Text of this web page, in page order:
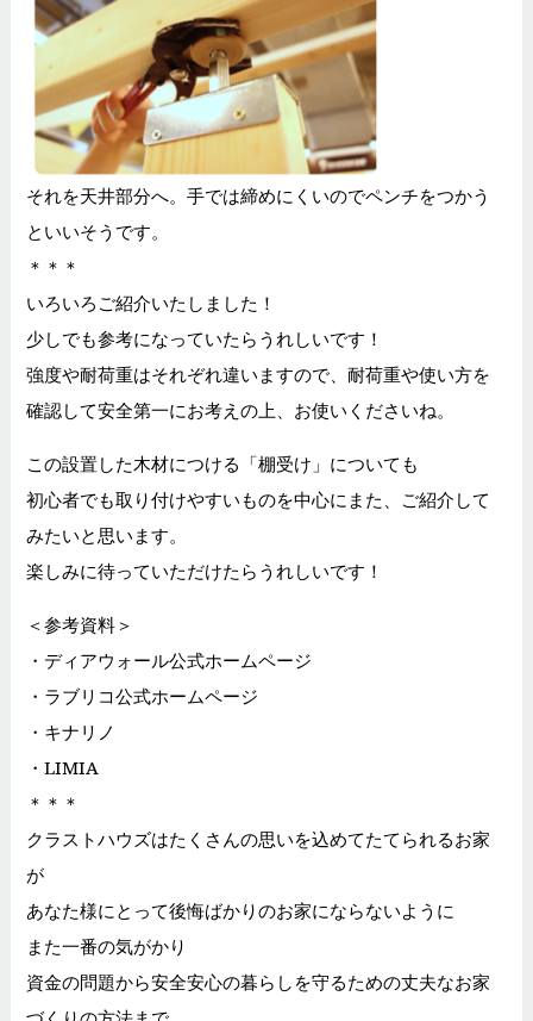
それを天井部分へ。手では締めにくいのでペンチをつかう
といいそうです。
＊＊＊
いろいろご紹介いたしました！
少しでも参考になっていたらうれしいです！
強度や耐荷重はそれぞれ違いますので、耐荷重や使い方を
確認して安全第一にお考えの上、お使いくださいね。
この設置した木材につける「棚受け」についても
初心者でも取り付けやすいものを中心にまた、ご紹介して
みたいと思います。
楽しみに待っていただけたらうれしいです！
＜参考資料＞
・ディアウォール公式ホームページ
・ラブリコ公式ホームページ
・キナリノ
・LIMIA
＊＊＊
クラストハウズはたくさんの思いを込めてたてられるお家
が
あなた様にとって後悔ばかりのお家にならないように
また一番の気がかり
資金の問題から安全安心の暮らしを守るための丈夫なお家